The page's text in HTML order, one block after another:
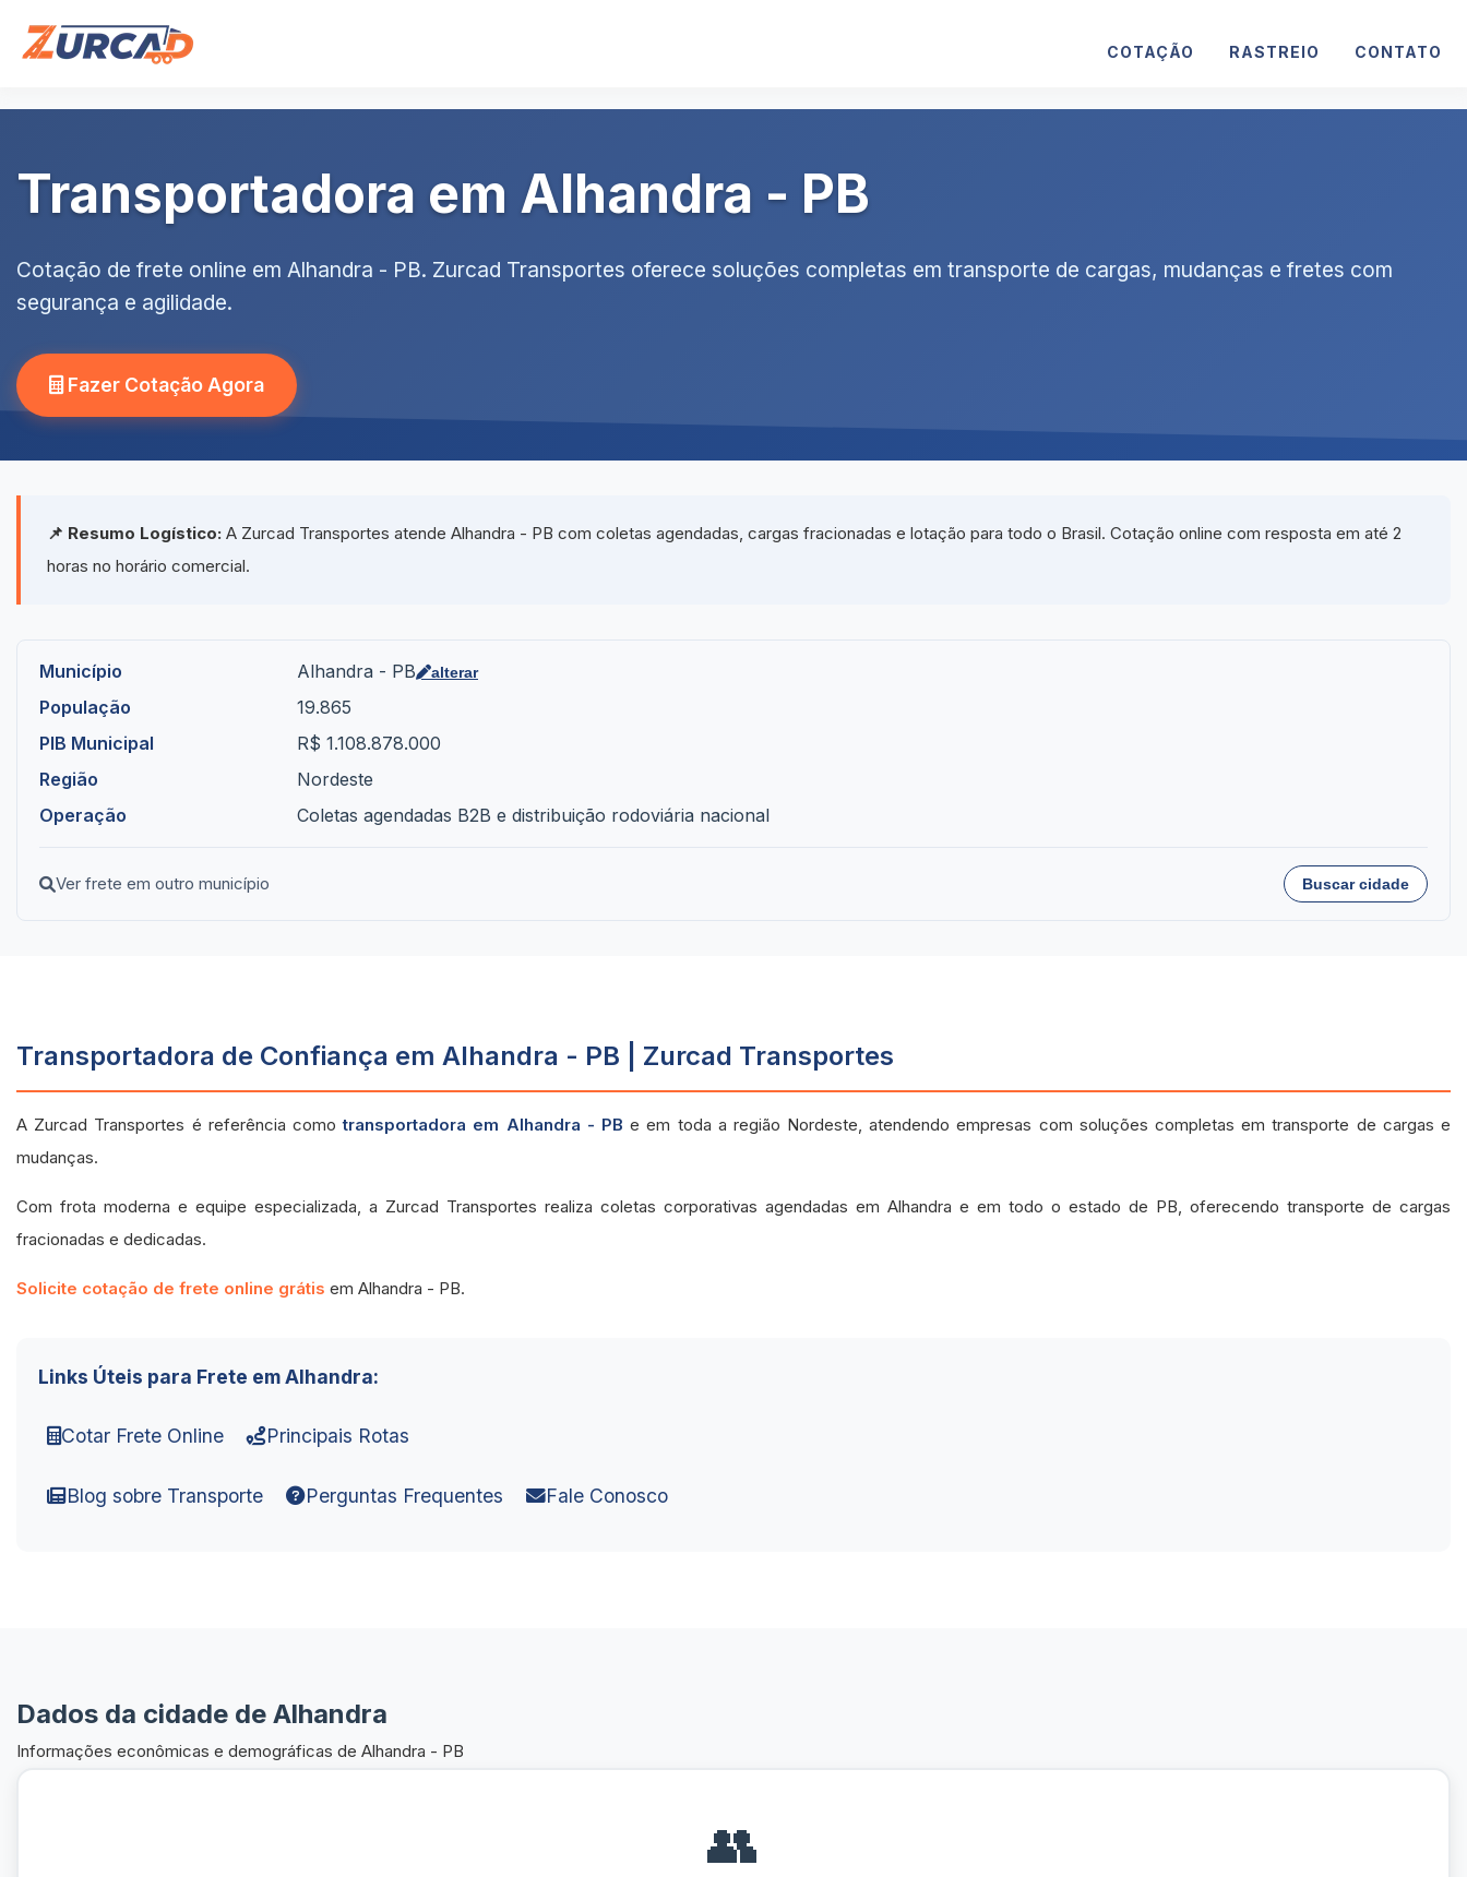
COTAÇÃO RASTREIO CONTATO
Transportadora em Alhandra - PB
Cotação de frete online em Alhandra - PB. Zurcad Transportes oferece soluções completas em transporte de cargas, mudanças e fretes com
segurança e agilidade.
Fazer Cotação Agora
📌 Resumo Logístico: A Zurcad Transportes atende Alhandra - PB com coletas agendadas, cargas fracionadas e lotação para todo o Brasil. Cotação online com resposta em até 2
horas no horário comercial.
Município Alhandra - PB alterar
População
19.865
PIB Municipal
R$ 1.108.878.000
Região
Nordeste
Operação
Coletas agendadas B2B e distribuição rodoviária nacional
Ver frete em outro município Buscar cidade
Transportadora de Confiança em Alhandra - PB | Zurcad Transportes
A Zurcad Transportes é referência comotransportadora em Alhandra - PB e em toda a região Nordeste, atendendo empresas com soluções completas em transporte de cargas e
mudanças.
Com frota moderna e equipe especializada, a Zurcad Transportes realiza coletas corporativas agendadas em Alhandra e em todo o estado de PB, oferecendo transporte de cargas
fracionadas e dedicadas.
Solicite cotação de frete online grátis em Alhandra - PB.
Links Úteis para Frete em Alhandra:
Cotar Frete Online Principais Rotas
Blog sobre Transporte Perguntas Frequentes Fale Conosco
Dados da cidade de Alhandra
Informações econômicas e demográficas de Alhandra - PB
👥